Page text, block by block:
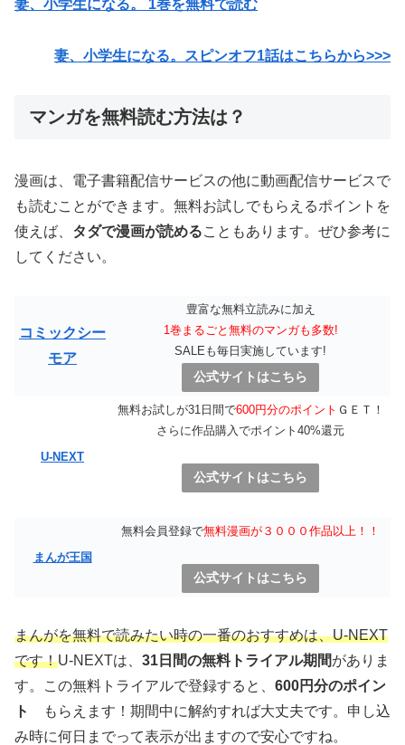
妻、小学生になる。 1巻を無料で読む
妻、小学生になる。スピンオフ1話はこちらから>>>
マンガを無料読む方法は？
漫画は、電子書籍配信サービスの他に動画配信サービスで
も読むことができます。無料お試しでもらえるポイントを
使えば、 タダで漫画が読めることもあります。ぜひ参考に
してください。
コミックシー
モア
豊富な無料立読みに加え
1巻まるごと無料のマンガも多数!
SALEも毎日実施しています!
公式サイトはこちら
U-NEXT
無料お試しが31日間で600円分のポイント ＧＥＴ！
さらに作品購入でポイント40%還元
公式サイトはこちら
まんが王国
無料会員登録で無料漫画が３０００作品以上！！
公式サイトはこちら
まんがを無料で読みたい時の一番のおすすめは、U-NEXT
です！U-NEXTは、 31日間の無料トライアル期間がありま
す。この無料トライアルで登録すると、 600円分のポイン
ト
もらえます！期間中に解約すれば大丈夫です。申し込
み時に何日までって表示が出ますので安心ですね。